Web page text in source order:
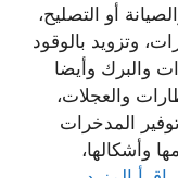
أو التصليح،
وتزويد بالوقود
والبرك وأيضا
والعجلات،
المدخرات
وأشكالها،